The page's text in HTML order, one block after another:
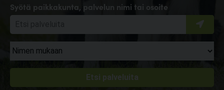
Syötä paikkakunta, palvelun nimi tai osoite